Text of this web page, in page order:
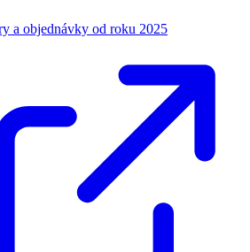
a objednávky od roku 2025